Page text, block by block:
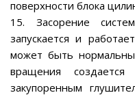
поверхности блока
15. Засорение
запускается и
может быть
вращения создается
закупоренным